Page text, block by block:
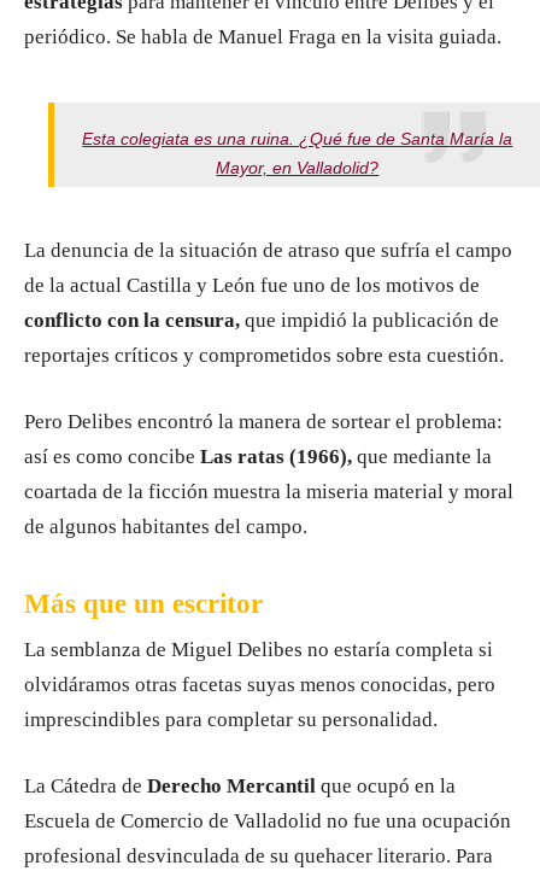
periódico. Se habla de Manuel Fraga en la visita guiada.
Esta colegiata es una ruina. ¿Qué fue de Santa María la
Mayor, en Valladolid?
La denuncia de la situación de atraso que sufría el campo
de la actual Castilla y León fue uno de los motivos de
conflicto con la censura, que impidió la publicación de
reportajes críticos y comprometidos sobre esta cuestión.
Pero Delibes encontró la manera de sortear el problema:
así es como concibe Las ratas (1966), que mediante la
coartada de la ficción muestra la miseria material y moral
de algunos habitantes del campo.
Más que un escritor
La semblanza de Miguel Delibes no estaría completa si
olvidáramos otras facetas suyas menos conocidas, pero
imprescindibles para completar su personalidad.
La Cátedra de Derecho Mercantil que ocupó en la
Escuela de Comercio de Valladolid no fue una ocupación
profesional desvinculada de su quehacer literario. Para